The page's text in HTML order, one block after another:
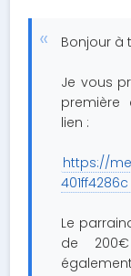
Bonjour à
Je vous
première
lien :
https://
401ff4286c
Le
de